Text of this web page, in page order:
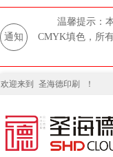
通知
温馨提示：
CMYK填色，所
欢迎来到 圣海德印刷 ！